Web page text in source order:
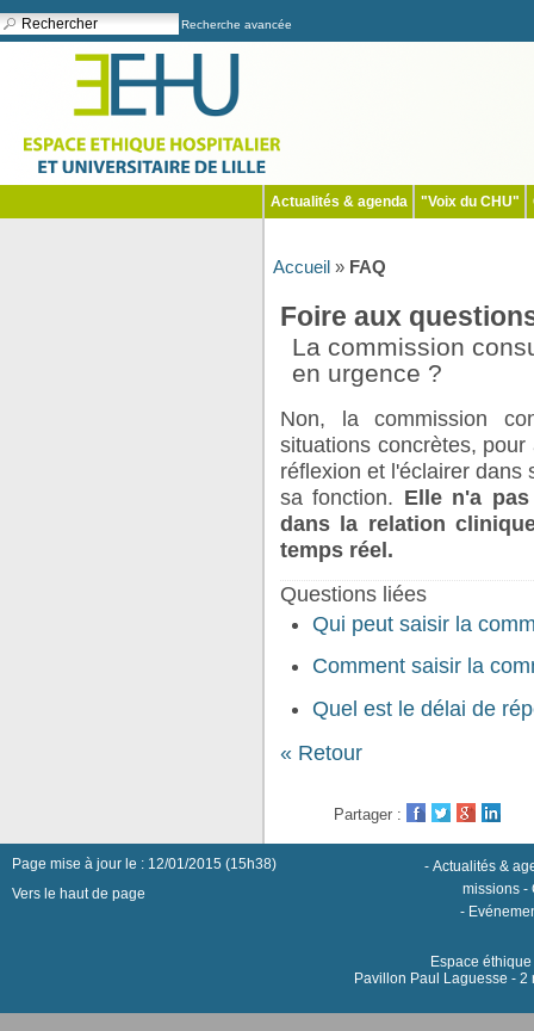
Recherche avancée
Actualités & agenda "Voix du CHU"
Accueil » FAQ
Foire aux
La commission
en urgence ?
Non, la commission
situations concrètes,
réflexion et l'éclairer dans
sa fonction. Elle n'a
dans la relation
temps réel.
Questions liées
Qui peut saisir la
Comment saisir la
Quel est le délai de
« Retour
Partager :
Page mise à jour le : 12/01/2015 (15h38)
Vers le haut de page
-Actualités &
missions -
-
Espace
Pavillon Paul Laguesse -